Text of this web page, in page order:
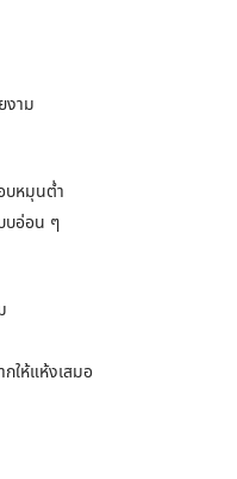
งาม
บหมุนต่ำ
บอ่อน ๆ
ให้แห้งเสมอ